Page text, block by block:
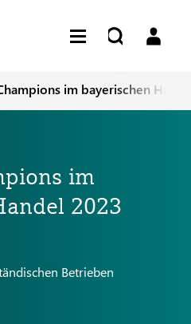
im bayerischen
im
2023
Betrieben